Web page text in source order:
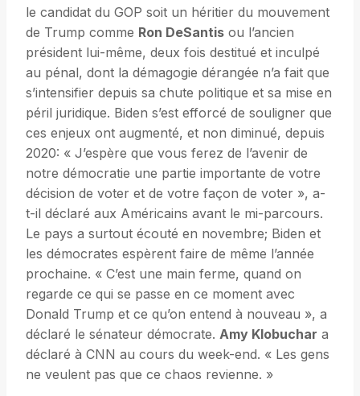
le candidat du GOP soit un héritier du mouvement
de Trump comme Ron DeSantis ou l’ancien
président lui-même, deux fois destitué et inculpé
au pénal, dont la démagogie dérangée n’a fait que
s’intensifier depuis sa chute politique et sa mise en
péril juridique. Biden s’est efforcé de souligner que
ces enjeux ont augmenté, et non diminué, depuis
2020: « J’espère que vous ferez de l’avenir de
notre démocratie une partie importante de votre
décision de voter et de votre façon de voter », a-
t-il déclaré aux Américains avant le mi-parcours.
Le pays a surtout écouté en novembre; Biden et
les démocrates espèrent faire de même l’année
prochaine. « C’est une main ferme, quand on
regarde ce qui se passe en ce moment avec
Donald Trump et ce qu’on entend à nouveau », a
déclaré le sénateur démocrate. Amy Klobuchar a
déclaré à CNN au cours du week-end. « Les gens
ne veulent pas que ce chaos revienne. »